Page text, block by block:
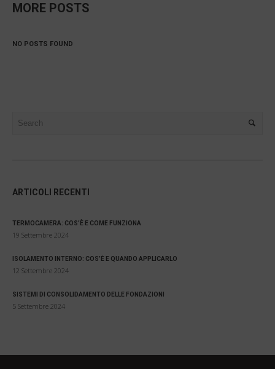
MORE POSTS
NO POSTS FOUND
ARTICOLI RECENTI
TERMOCAMERA: COS’È E COME FUNZIONA
19 Settembre 2024
ISOLAMENTO INTERNO: COS’È E QUANDO APPLICARLO
12 Settembre 2024
SISTEMI DI CONSOLIDAMENTO DELLE FONDAZIONI
5 Settembre 2024